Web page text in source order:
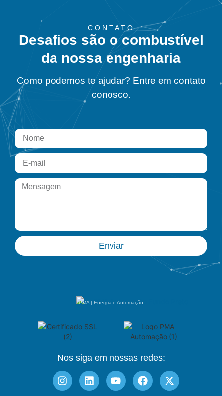
CONTATO
Desafios são o combustível
da nossa engenharia
Como podemos te ajudar? Entre em contato
conosco.
Enviar
PMA | Energia e Automação
Nos siga em nossas redes: